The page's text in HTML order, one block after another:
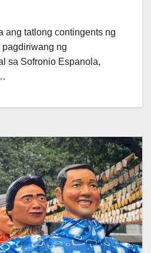
ang tatlong contingents ng
ng
sa Sofronio Espanola,